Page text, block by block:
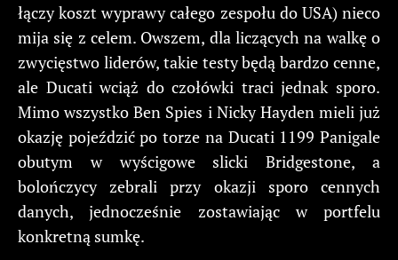
łączy koszt wyprawy całego zespołu do USA) nieco
mija się z celem. Owszem, dla liczących na walkę o
zwycięstwo liderów, takie testy będą bardzo cenne,
ale Ducati wciąż do czołówki traci jednak sporo.
Mimo wszystko Ben Spies i Nicky Hayden mieli już
okazję pojeździć po torze na Ducati 1199 Panigale
obutym w wyścigowe slicki Bridgestone, a
bolończycy zebrali przy okazji sporo cennych
danych, jednocześnie zostawiając w portfelu
konkretną sumkę.